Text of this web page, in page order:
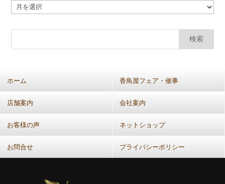
ア
カ
ー
イ
通：
月
別）
ホーム 香鳥屋フェア・催事
店舗案内 会社案内
お客様の声 ネットショップ
お問合せ プライバシーポリシー